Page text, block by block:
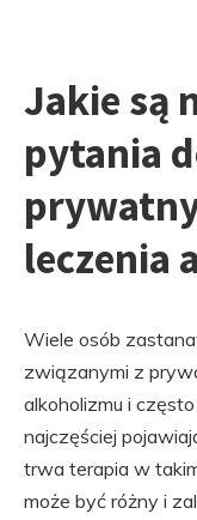
Jakie są
pytania
leczenia
Wiele osób
związanymi z
alkoholizmu i
najczęściej
trwa terapia w
może być różny i